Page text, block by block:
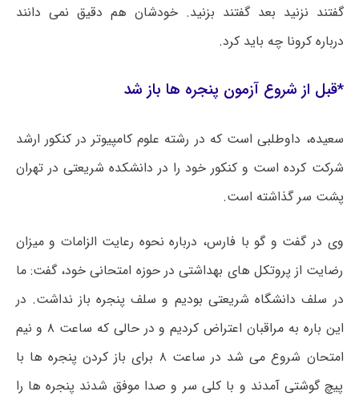
گفتند نزنید بعد گفتند بزنید. خودشان هم دقیق نمی دانند
دربارهکرونا چه باید کرد.
*قبل از شروع آزمون پنجره ها باز شد
سعیده، داوطلبی است که در رشته علوم کامپیوتر در کنکور ارشد
شرکت کرده است و کنکور خود را در دانشکده شریعتی در تهران
پشت سر گذاشته است.
وی در گفت و گو با فارس، درباره نحوه رعایت الزامات و میزان
رضایت از پروتکل ‌های بهداشتی در حوزه امتحانی خود، گفت: ما
در سلف دانشگاه شریعتی بودیم و سلف پنجره باز نداشت. در
این باره بهمراقبان
اعتراض کردیم و در حالی که ساعت ۸ و نیم
امتحان شروع می شد در ساعت ۸ برای
باز کردن پنجره ها با
پیچ گوشتی آمدند و با کلی سر و صدا موفق شدند پنجره ها را